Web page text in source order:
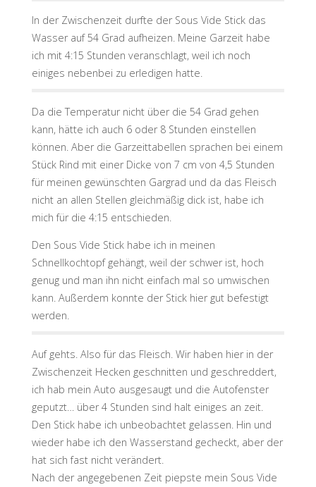
In der Zwischenzeit durfte der Sous Vide Stick das
Wasser auf 54 Grad aufheizen. Meine Garzeit habe
ich mit 4:15 Stunden veranschlagt, weil ich noch
einiges nebenbei zu erledigen hatte.
Da die Temperatur nicht über die 54 Grad gehen
kann, hätte ich auch 6 oder 8 Stunden einstellen
können. Aber die Garzeittabellen sprachen bei einem
Stück Rind mit einer Dicke von 7 cm von 4,5 Stunden
für meinen gewünschten Gargrad und da das Fleisch
nicht an allen Stellen gleichmäßig dick ist, habe ich
mich für die 4:15 entschieden.
Den Sous Vide Stick habe ich in meinen
Schnellkochtopf gehängt, weil der schwer ist, hoch
genug und man ihn nicht einfach mal so umwischen
kann. Außerdem konnte der Stick hier gut befestigt
werden.
Auf gehts. Also für das Fleisch. Wir haben hier in der
Zwischenzeit Hecken geschnitten und geschreddert,
ich hab mein Auto ausgesaugt und die Autofenster
geputzt… über 4 Stunden sind halt einiges an zeit.
Den Stick habe ich unbeobachtet gelassen. Hin und
wieder habe ich den Wasserstand gecheckt, aber der
hat sich fast nicht verändert.
Nach der angegebenen Zeit piepste mein Sous Vide